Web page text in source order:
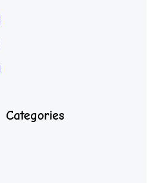
Categories